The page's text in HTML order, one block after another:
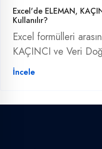
Excel'de ELEMAN,
Kullanılır?
Excel formülleri
KAÇINCI ve Veri
İncele